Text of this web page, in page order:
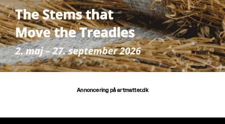
Annoncering på artmatter.dk